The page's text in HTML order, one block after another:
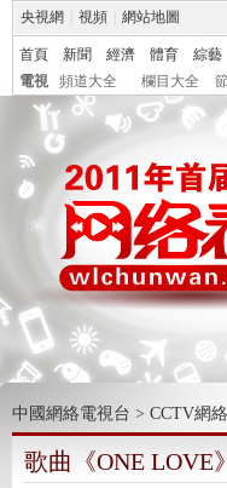
央視網 視頻 網站地圖
首頁 新聞 經濟 體育 綜藝
電視
頻道大全 欄目大全
中國網絡電視台 > CCTV網
歌曲《ONE LOVE